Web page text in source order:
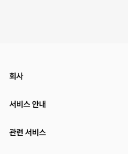
회사
서비스 안내
관련 서비스